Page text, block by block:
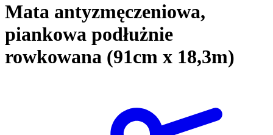
Mata antyzmęczeniowa,
piankowa podłużnie
rowkowana (91cm x 18,3m)